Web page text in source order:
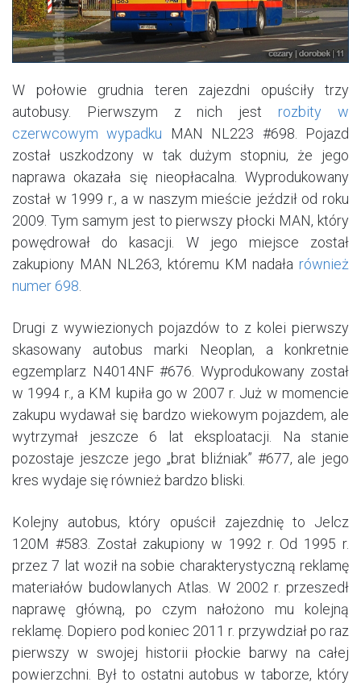
W połowie grudnia teren zajezdni opuściły trzy
autobusy. Pierwszym z nich jest rozbity w
czerwcowym wypadku MAN NL223 #698. Pojazd
został uszkodzony w tak dużym stopniu, że jego
naprawa okazała się nieopłacalna. Wyprodukowany
został w 1999 r., a w naszym mieście jeździł od roku
2009. Tym samym jest to pierwszy płocki MAN, który
powędrował do kasacji. W jego miejsce został
zakupiony MAN NL263, któremu KM nadała również
numer 698
Drugi z wywiezionych pojazdów to z kolei pierwszy
skasowany autobus marki Neoplan, a konkretnie
egzemplarz N4014NF #676. Wyprodukowany został
w 1994 r., a KM kupiła go w 2007 r. Już w momencie
zakupu wydawał się bardzo wiekowym pojazdem, ale
wytrzymał jeszcze 6 lat eksploatacji. Na stanie
pozostaje jeszcze jego „brat bliźniak” #677, ale jego
kres wydaje się również bardzo bliski.
Kolejny autobus, który opuścił zajezdnię to Jelcz
120M #583. Został zakupiony w 1992 r. Od 1995 r.
przez 7 lat woził na sobie charakterystyczną reklamę
materiałów budowlanych Atlas. W 2002 r. przeszedł
naprawę główną, po czym nałożono mu kolejną
reklamę. Dopiero pod koniec 2011 r. przywdział po raz
pierwszy w swojej historii płockie barwy na całej
powierzchni. Był to ostatni autobus w taborze, który